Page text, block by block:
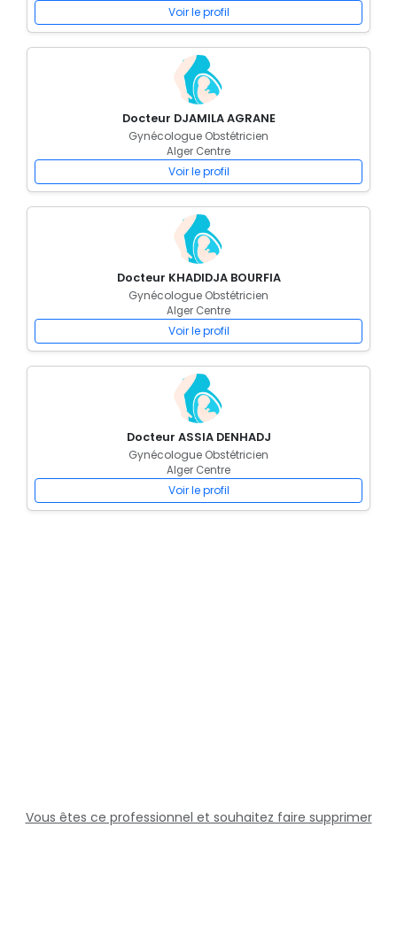
Voir le profil
Docteur DJAMILA AGRANE
Gynécologue Obstétricien
Alger Centre
Voir le profil
Docteur KHADIDJA BOURFIA
Gynécologue Obstétricien
Alger Centre
Voir le profil
Docteur ASSIA DENHADJ
Gynécologue Obstétricien
Alger Centre
Voir le profil
Vous êtes ce professionnel et souhaitez faire supprimer